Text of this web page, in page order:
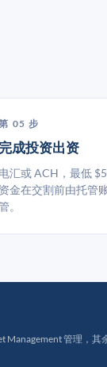
05 步
完成投资出资
电汇或 ACH，最低
资金在交割前由托管
。
Management 管理，其